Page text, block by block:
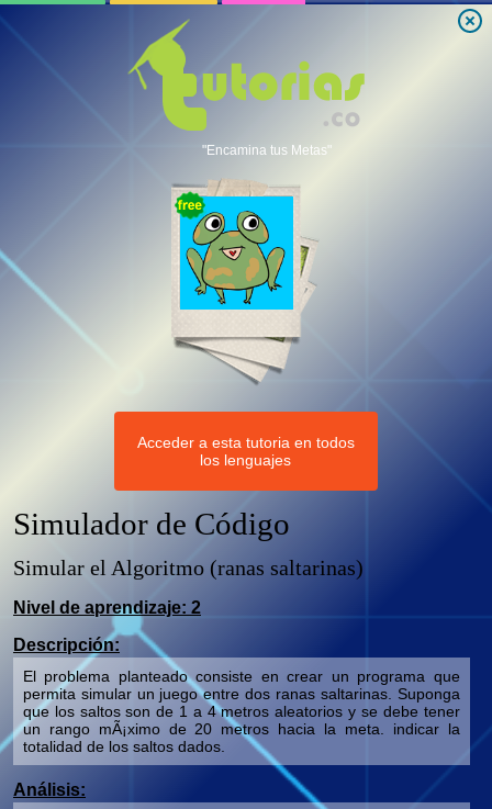
"Encamina tus Metas"
Acceder a esta tutoria en todos
los lenguajes
Simulador de Código
Simular el Algoritmo (ranas saltarinas)
Nivel de aprendizaje: 2
Descripción:
El problema planteado consiste en crear un programa que
permita simular un juego entre dos ranas saltarinas. Suponga
que los saltos son de 1 a 4 metros aleatorios y se debe tener
un rango mÃ¡ximo de 20 metros hacia la meta. indicar la
totalidad de los saltos dados.
Análisis: